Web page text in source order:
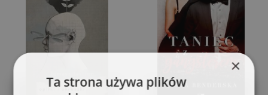
×
Ta strona używa plików